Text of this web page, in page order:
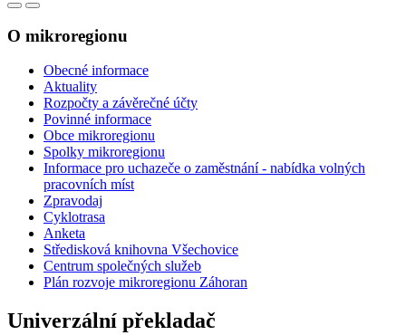
O mikroregionu
Obecné informace
Aktuality
Rozpočty a závěrečné účty
Povinné informace
Obce mikroregionu
Spolky mikroregionu
Informace pro uchazeče o zaměstnání - nabídka volných
pracovních míst
Zpravodaj
Cyklotrasa
Anketa
Středisková knihovna Všechovice
Centrum společných služeb
Plán rozvoje mikroregionu Záhoran
Univerzální překladač